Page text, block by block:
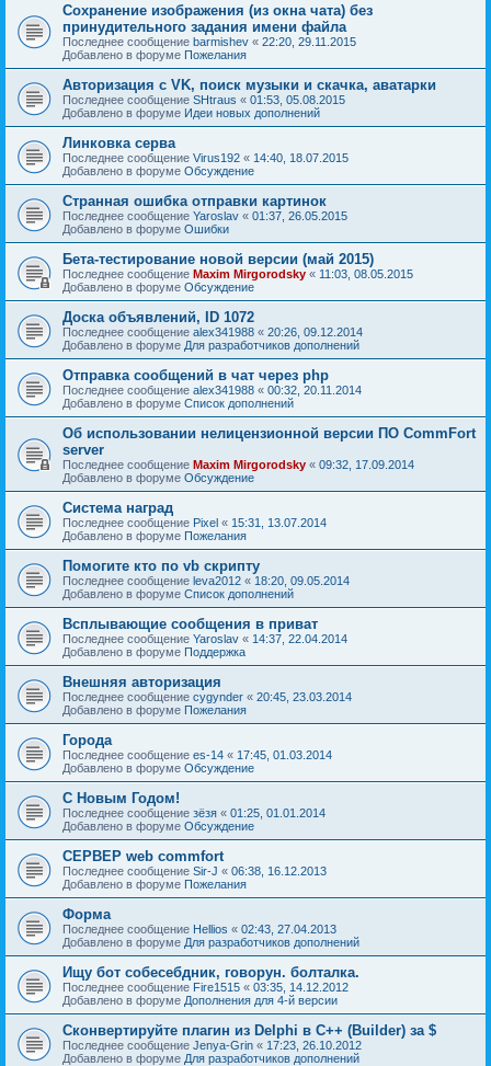
Сохранение изображения (из окна чата) без
принудительного задания имени файла
Последнее сообщение barmishev « 22:20, 29.11.2015
Добавлено в форуме Пожелания
Авторизация с VK, поиск музыки и скачка, аватарки
Последнее сообщение SHtraus « 01:53, 05.08.2015
Добавлено в форуме Идеи новых дополнений
Линковка серва
Последнее сообщение Virus192 « 14:40, 18.07.2015
Добавлено в форуме Обсуждение
Странная ошибка отправки картинок
Последнее сообщение Yaroslav « 01:37, 26.05.2015
Добавлено в форуме Ошибки
Бета-тестирование новой версии (май 2015)
Последнее сообщение Maxim Mirgorodsky « 11:03, 08.05.2015
Добавлено в форуме Обсуждение
Доска объявлений, ID 1072
Последнее сообщение alex341988 « 20:26, 09.12.2014
Добавлено в форуме Для разработчиков дополнений
Отправка сообщений в чат через php
Последнее сообщение alex341988 « 00:32, 20.11.2014
Добавлено в форуме Список дополнений
Об использовании нелицензионной версии ПО CommFort
server
Последнее сообщение Maxim Mirgorodsky « 09:32, 17.09.2014
Добавлено в форуме Обсуждение
Система наград
Последнее сообщение Pixel « 15:31, 13.07.2014
Добавлено в форуме Пожелания
Помогите кто по vb скрипту
Последнее сообщение leva2012 « 18:20, 09.05.2014
Добавлено в форуме Список дополнений
Всплывающие сообщения в приват
Последнее сообщение Yaroslav « 14:37, 22.04.2014
Добавлено в форуме Поддержка
Внешняя авторизация
Последнее сообщение cygynder « 20:45, 23.03.2014
Добавлено в форуме Пожелания
Города
Последнее сообщение es-14 « 17:45, 01.03.2014
Добавлено в форуме Обсуждение
С Новым Годом!
Последнее сообщение зёзя « 01:25, 01.01.2014
Добавлено в форуме Обсуждение
СЕРВЕР web commfort
Последнее сообщение Sir-J « 06:38, 16.12.2013
Добавлено в форуме Пожелания
Форма
Последнее сообщение Hellios « 02:43, 27.04.2013
Добавлено в форуме Для разработчиков дополнений
Ищу бот собесебдник, говорун. болталка.
Последнее сообщение Fire1515 « 03:35, 14.12.2012
Добавлено в форуме Дополнения для 4-й версии
Сконвертируйте плагин из Delphi в C++ (Builder) за $
Последнее сообщение Jenya-Grin « 17:23, 26.10.2012
Добавлено в форуме Для разработчиков дополнений